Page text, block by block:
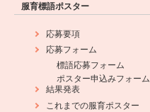
服育標語ポスター
応募要項
応募フォーム
標語応募フォーム
ポスター申込みフォーム
結果発表
これまでの服育ポスター